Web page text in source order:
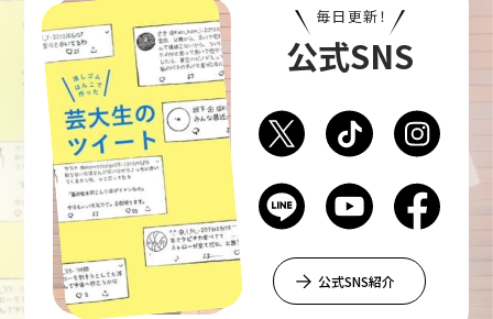
毎日更新！
公式SNS
公式SNS紹介